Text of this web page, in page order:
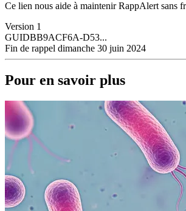
Ce lien nous aide à maintenir RappAlert sans
Version 1
GUIDBB9ACF6A-D53...
Fin de rappel dimanche 30 juin 2024
Pour en savoir plus